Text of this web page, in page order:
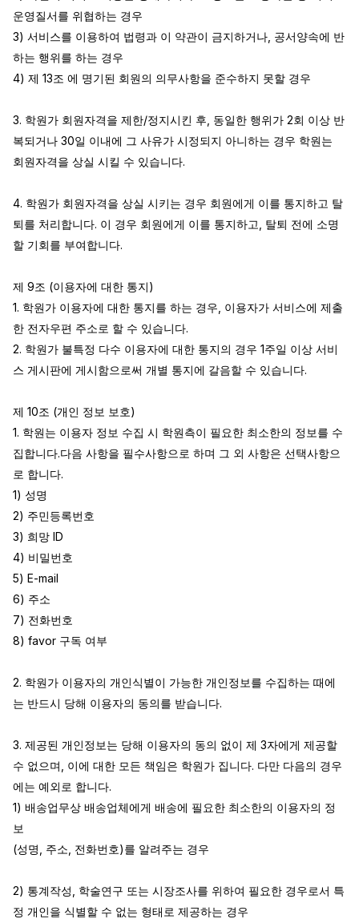
운영질서를 위협하는 경우
3) 서비스를 이용하여 법령과 이 약관이 금지하거나, 공서양속에 반
하는 행위를 하는 경우
4) 제 13조 에 명기된 회원의 의무사항을 준수하지 못할 경우
3. 학원가 회원자격을 제한/정지시킨 후, 동일한 행위가 2회 이상 반
복되거나 30일 이내에 그 사유가 시정되지 아니하는 경우 학원는
회원자격을 상실 시킬 수 있습니다.
4. 학원가 회원자격을 상실 시키는 경우 회원에게 이를 통지하고 탈
퇴를 처리합니다. 이 경우 회원에게 이를 통지하고, 탈퇴 전에 소명
할 기회를 부여합니다.
제 9조 (이용자에 대한 통지)
1. 학원가 이용자에 대한 통지를 하는 경우, 이용자가 서비스에 제출
한 전자우편 주소로 할 수 있습니다.
2. 학원가 불특정 다수 이용자에 대한 통지의 경우 1주일 이상 서비
스 게시판에 게시함으로써 개별 통지에 갈음할 수 있습니다.
제 10조 (개인 정보 보호)
1. 학원는 이용자 정보 수집 시 학원측이 필요한 최소한의 정보를 수
집합니다.다음 사항을 필수사항으로 하며 그 외 사항은 선택사항으
로 합니다.
1) 성명
2) 주민등록번호
3) 희망 ID
4) 비밀번호
5) E-mail
6) 주소
7) 전화번호
8) favor 구독 여부
2. 학원가 이용자의 개인식별이 가능한 개인정보를 수집하는 때에
는 반드시 당해 이용자의 동의를 받습니다.
3. 제공된 개인정보는 당해 이용자의 동의 없이 제 3자에게 제공할
수 없으며, 이에 대한 모든 책임은 학원가 집니다. 다만 다음의 경우
에는 예외로 합니다.
1) 배송업무상 배송업체에게 배송에 필요한 최소한의 이용자의 정
보
(성명, 주소, 전화번호)를 알려주는 경우
2) 통계작성, 학술연구 또는 시장조사를 위하여 필요한 경우로서 특
정 개인을 식별할 수 없는 형태로 제공하는 경우